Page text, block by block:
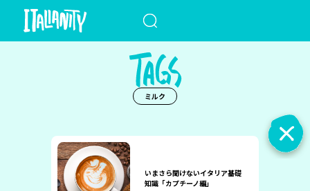
ミルク
いまさら聞けないイタリア基礎
知識「カプチーノ編」